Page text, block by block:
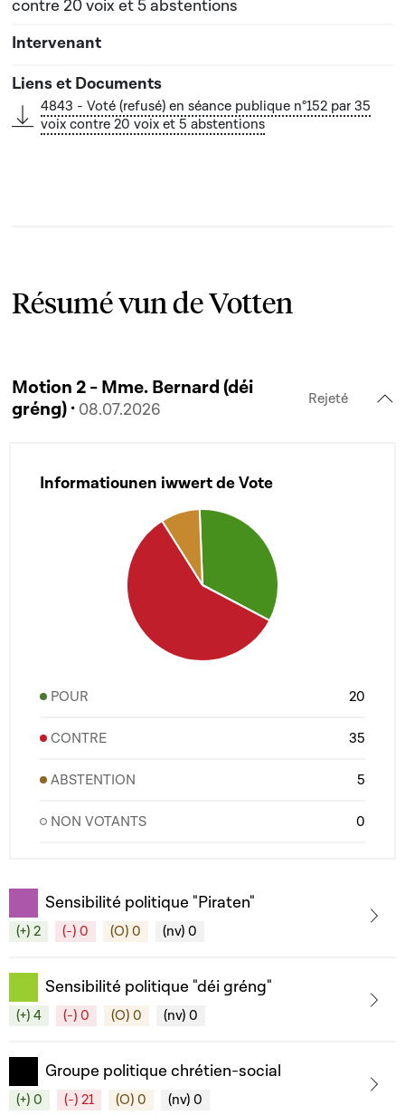
contre 20 voix et 5 abstentions
4843 - Voté (refusé) en séance publique n°152 par 35
voix contre 20 voix et 5 abstentions
Résumé vun de Votten
Motion 2 - Mme. Bernard (déi
gréng) · 08.07.2026
Rejeté
Informatiounen iwwert de Vote
POUR 20
CONTRE 35
ABSTENTION 5
NON VOTANTS 0
Sensibilité politique "Piraten"
(+) 2 (-) 0 (O) 0 (nv) 0
Sensibilité politique "déi gréng"
(+) 4 (-) 0 (O) 0 (nv) 0
Groupe politique chrétien-social
(+) 0 (-) 21 (O) 0 (nv) 0